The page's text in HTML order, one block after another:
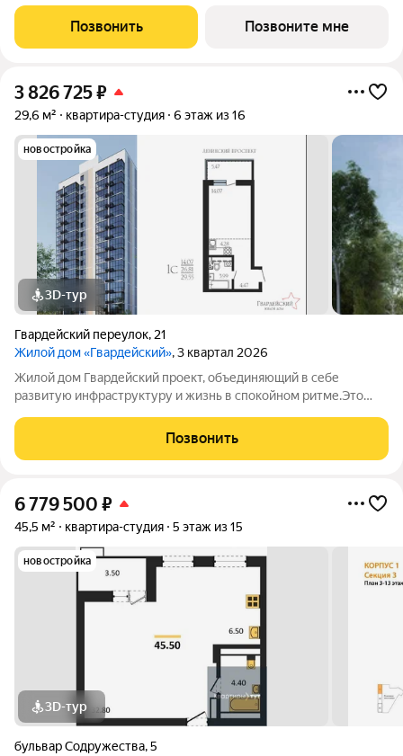
До центра 1015 минут. Преимущества: Локация у воды и парка
Видовые
Позвонить Позвоните мне
3 826 725₽
29,6 м² квартира-студия 6 этаж из 16
новостройка
3D-тур
Гвардейский переулок, 21
Жилой дом «Гвардейский», 3 квартал 2026
Жилой дом Гвардейский проект, объединяющий в себе
развитую инфраструктуру и жизнь в спокойном ритме.Это
по технологии монолитного домостроения. На каждом этаже
всего 9 квартир.Комфортное
Позвонить
6 779 500 ₽
45,5 м² квартира-студия 5 этаж из 15
новостройка
3D-тур
бульвар Содружества,5